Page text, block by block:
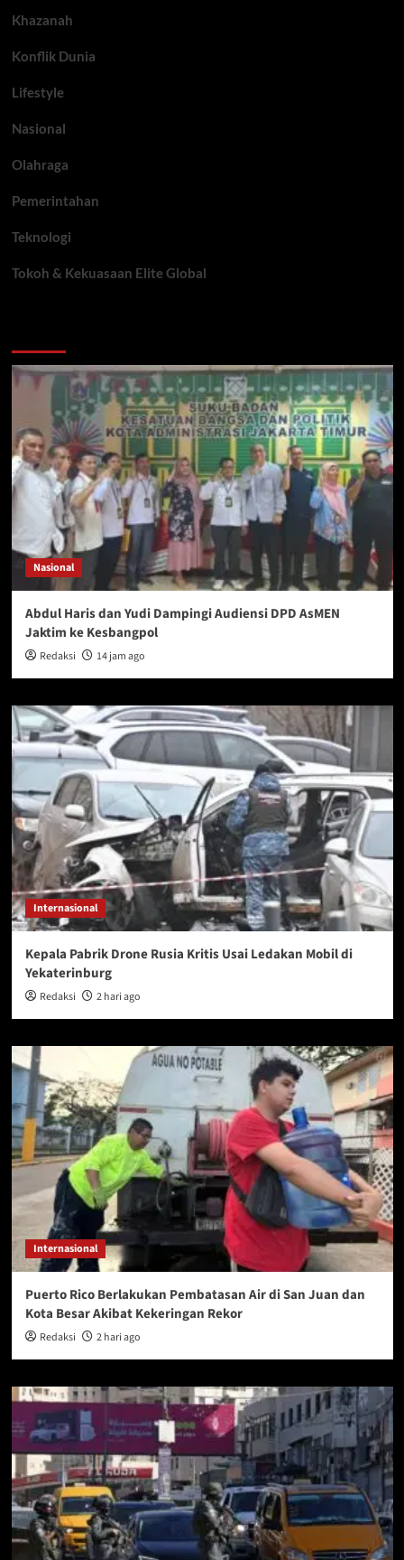
Khazanah
Konflik Dunia
Lifestyle
Nasional
Olahraga
Pemerintahan
Teknologi
Tokoh & Kekuasaan Elite Global
Nasional
Abdul Haris dan Yudi Dampingi Audiensi DPD AsMEN
Jaktim ke Kesbangpol
Redaksi 14 jam ago
Internasional
Kepala Pabrik Drone Rusia Kritis Usai Ledakan Mobil di
Yekaterinburg
Redaksi 2 hari ago
Internasional
Puerto Rico Berlakukan Pembatasan Air di San Juan dan
Kota Besar Akibat Kekeringan Rekor
Redaksi 2 hari ago